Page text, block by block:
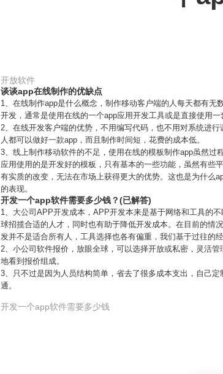
开放软件
谈谈app在线制作的优缺点
1、在线制作app是什么概念，制作移动客户端的人每天都有
开发，通常是使用在线的一个app应用开发工具或是直接使用
2、在线开发客户端的优势，不用编写代码，也不用对系统进
人都可以做好一款app，而且制作时间短，花费的成本低。
3、线上制作移动软件的不足，使用在线的模板制作app虽然
应用使用的是开发好的模板，只有基本的一些功能，虽然有些
有实质的改变，无法在市场上获得更大的优势。这也是为什么
的表现。
开发一个app软件需要多少钱？(已解答)
1、大公司APP开发成本，APP开发本来是基于网络和工具的
球招揽合适的人才，同时也有助于降低开发成本。在目前的情
发并不是适合所有人，工具选择也各有偏重，我们基于过往的
2、小公司软件报价，放眼全球，可以选择开放或私密，灵活
地看到报价组成。
3、只不过是因为人员结构简单，省去了很多成本支出，自己
通。
开发一个app软件需要多少钱